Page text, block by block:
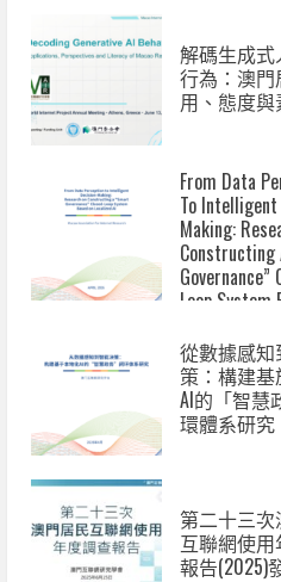
解碼生成式
行為：澳
用、態度與
From Data
To
Making:
Constructing
Governance”
Loop System
從數據感
策：構建
AI的「智慧
環體系研究
第二十三
互聯網使
報告(2025)